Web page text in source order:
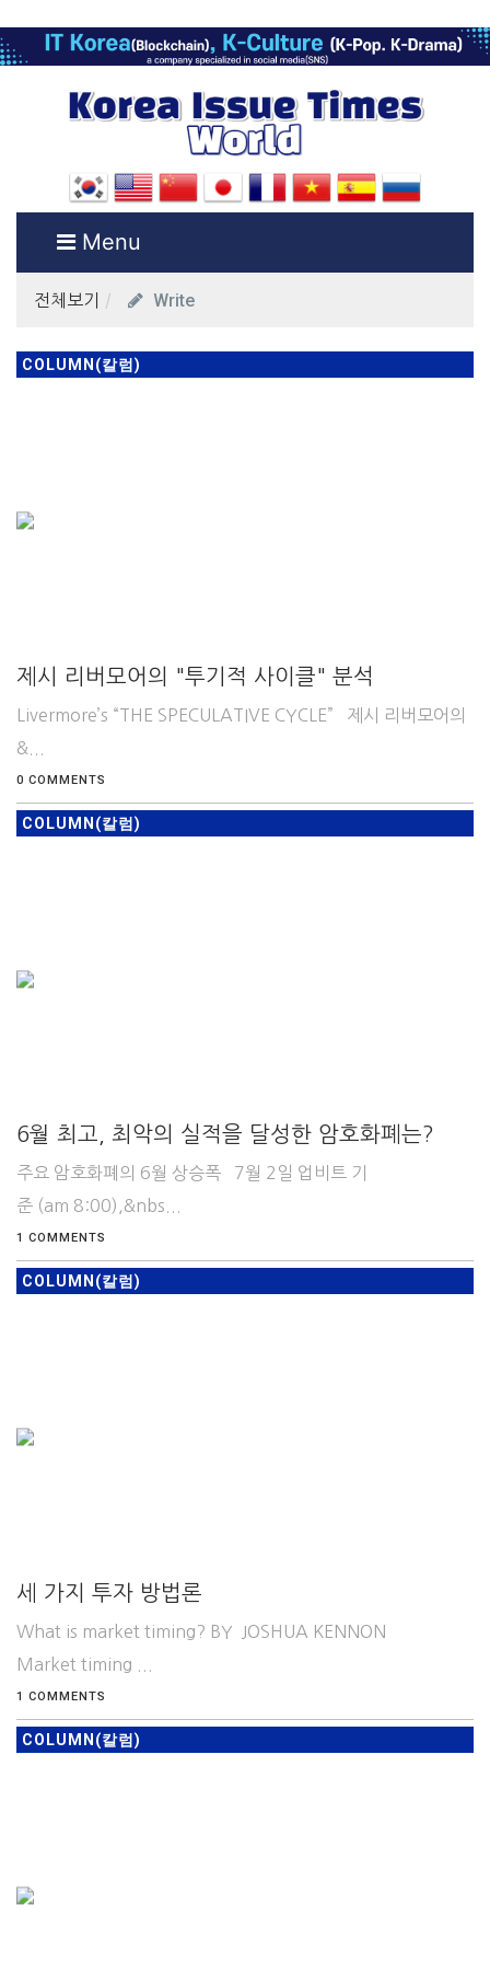
Menu
전체보기 Write
COLUMN(칼럼)
제시 리버모어의 "투기적 사이클" 분석
Livermore’s “THE SPECULATIVE CYCLE” 제시 리버모어의
&...
0 COMMENTS
COLUMN(칼럼)
6월 최고, 최악의 실적을 달성한 암호화폐는?
주요 암호화폐의 6월 상승폭 7월 2일 업비트 기
준 (am 8:00),&nbs...
1 COMMENTS
COLUMN(칼럼)
세 가지 투자 방법론
What is market timing? BY JOSHUA KENNON
Market timing ...
1 COMMENTS
COLUMN(칼럼)